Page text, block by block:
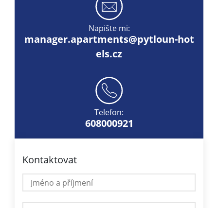
Napište mi:
manager.apartments@pytloun-hot
els.cz
Telefon:
608000921
Kontaktovat